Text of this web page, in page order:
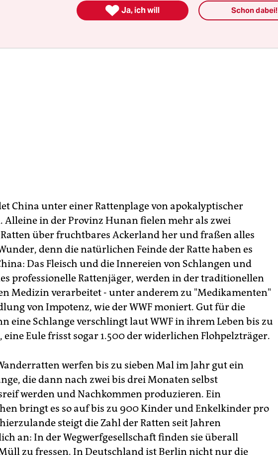
China unter einer Rattenplage von apokalyptischer
Alleine in der Provinz Hunan fielen mehr als zwei
über fruchtbares Ackerland her und fraßen alles
denn die natürlichen Feinde der Ratte haben es
Das Fleisch und die Innereien von Schlangen und
professionelle Rattenjäger, werden in der traditionellen
Medizin verarbeitet - unter anderem zu "Medikamenten"
von Impotenz, wie der WWF moniert. Gut für die
eine Schlange verschlingt laut WWF in ihrem Leben bis zu
eine Eule frisst sogar 1.500 der widerlichen Flohpelzträger.
werfen bis zu sieben Mal im Jahr gut ein
die dann nach zwei bis drei Monaten selbst
werden und Nachkommen produzieren. Ein
bringt es so auf bis zu 900 Kinder und Enkelkinder pro
steigt die Zahl der Ratten seit Jahren
an: In der Wegwerfgesellschaft finden sie überall
zu fressen. In Deutschland ist Berlin nicht nur die
 Ja, ich will Schon dabei!